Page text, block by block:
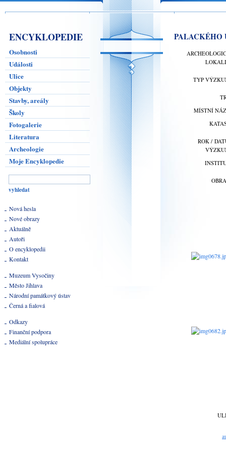
ENCYKLOPEDIE
Osobnosti
Události
Ulice
Objekty
Stavby, areály
Školy
Fotogalerie
Literatura
Archeologie
Moje Encyklopedie
Nová hesla
Nové obrazy
Aktuálně
Autoři
O encyklopedii
Kontakt
Muzeum Vysočiny
Město Jihlava
Národní památkový ústav
Černá a fialová
Odkazy
Finanční podpora
Mediální spolupráce
PALACKÉHO
TYP
MÍSTNÍ
ROK /